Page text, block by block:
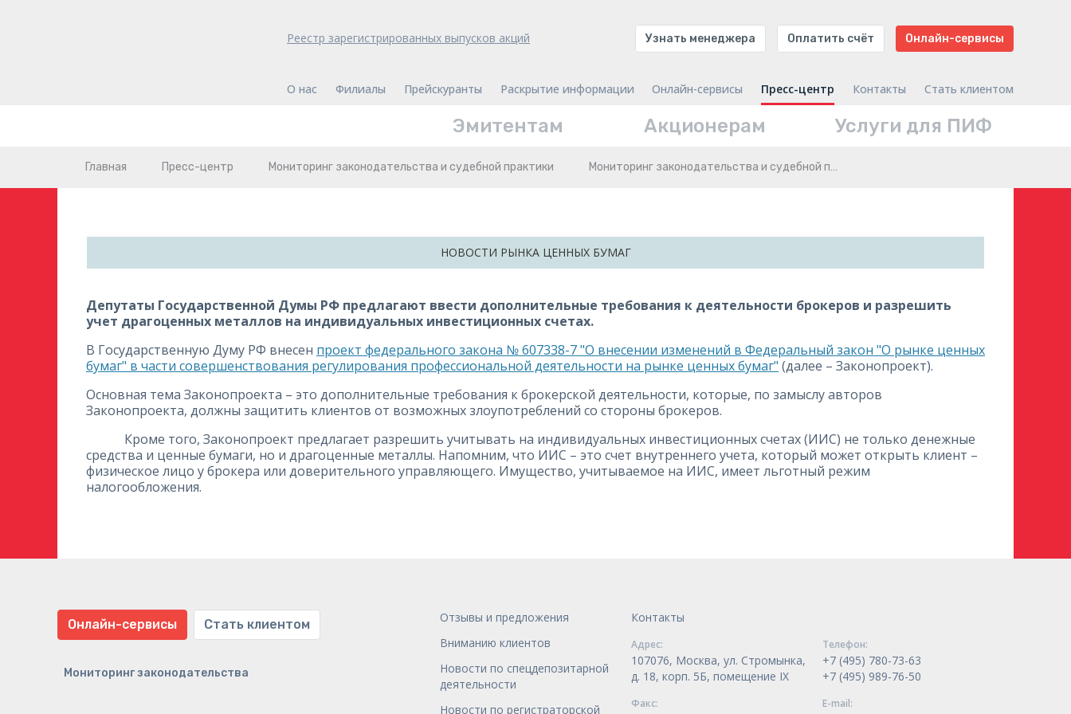
Реестр зарегистрированных выпусков акций Узнать менеджера Оплатить счёт Онлайн-сервисы
О нас Филиалы Прейскуранты Раскрытие информации Онлайн-сервисы Пресс-центр Контакты Стать клиентом
Эмитентам Акционерам Услуги для ПИФ
Главная Пресс-центр Мониторинг законодательства и судебной практики Мониторинг законодательства и судебной п…
НОВОСТИ РЫНКА ЦЕННЫХ БУМАГ
Депутаты Государственной Думы РФ предлагают ввести дополнительные требования к деятельности брокеров и разрешить
учет драгоценных металлов на индивидуальных инвестиционных счетах.
В Государственную Думу РФ внесен проект федерального закона № 607338-7 "О внесении изменений в Федеральный закон "О рынке ценных
бумаг" в части совершенствования регулирования профессиональной деятельности на рынке ценных бумаг" (далее – Законопроект).
Основная тема Законопроекта – это дополнительные требования к брокерской деятельности, которые, по замыслу авторов
Законопроекта, должны защитить клиентов от возможных злоупотреблений со стороны брокеров.
Кроме того, Законопроект предлагает разрешить учитывать на индивидуальных инвестиционных счетах (ИИС) не только денежные
средства и ценные бумаги, но и драгоценные металлы. Напомним, что ИИС – это счет внутреннего учета, который может открыть клиент –
физическое лицо у брокера или доверительного управляющего. Имущество, учитываемое на ИИС, имеет льготный режим
налогообложения.
Онлайн-сервисы Стать клиентом
Мониторинг законодательства
Отзывы и предложения
Вниманию клиентов
Новости по спецдепозитарной
деятельности
Новости по регистраторской
Контакты
Адрес:
107076, Москва, ул. Стромынка,
д. 18, корп. 5Б, помещение IX
Телeфон:
+7 (495) 780-73-63
+7 (495) 989-76-50
Факс: E-mail: